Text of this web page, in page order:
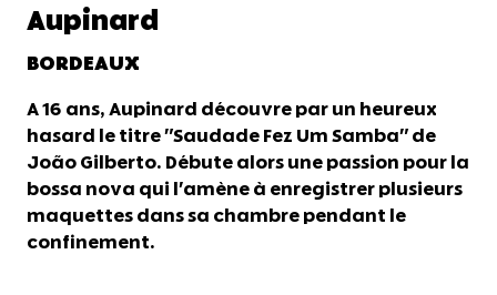
Aupinard
BORDEAUX
A 16 ans, Aupinard découvre par un heureux
hasard le titre "Saudade Fez Um Samba" de
João Gilberto. Débute alors une passion pour la
bossa nova qui l'amène à enregistrer plusieurs
maquettes dans sa chambre pendant le
confinement.